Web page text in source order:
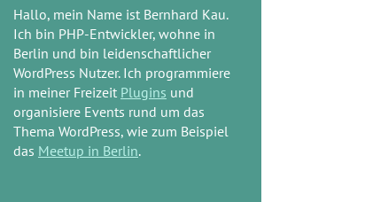
Hallo, mein Name ist Bernhard Kau.
Ich bin PHP-Entwickler, wohne in
Berlin und bin leidenschaftlicher
WordPress Nutzer. Ich programmiere
in meiner Freizeit Plugins und
organisiere Events rund um das
Thema WordPress, wie zum Beispiel
das Meetup in Berlin.